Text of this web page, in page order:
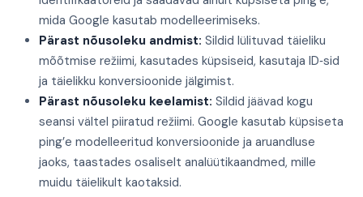
mida Google kasutab modelleerimiseks.
Pärast nõusoleku andmist: Sildid lülituvad täieliku
mõõtmise režiimi, kasutades küpsiseid, kasutaja ID‑sid
ja täielikku konversioonide jälgimist.
Pärast nõusoleku keelamist: Sildid jäävad kogu
seansi vältel piiratud režiimi. Google kasutab küpsiseta
ping’e modelleeritud konversioonide ja aruandluse
jaoks, taastades osaliselt analüütikaandmed, mille
muidu täielikult kaotaksid.